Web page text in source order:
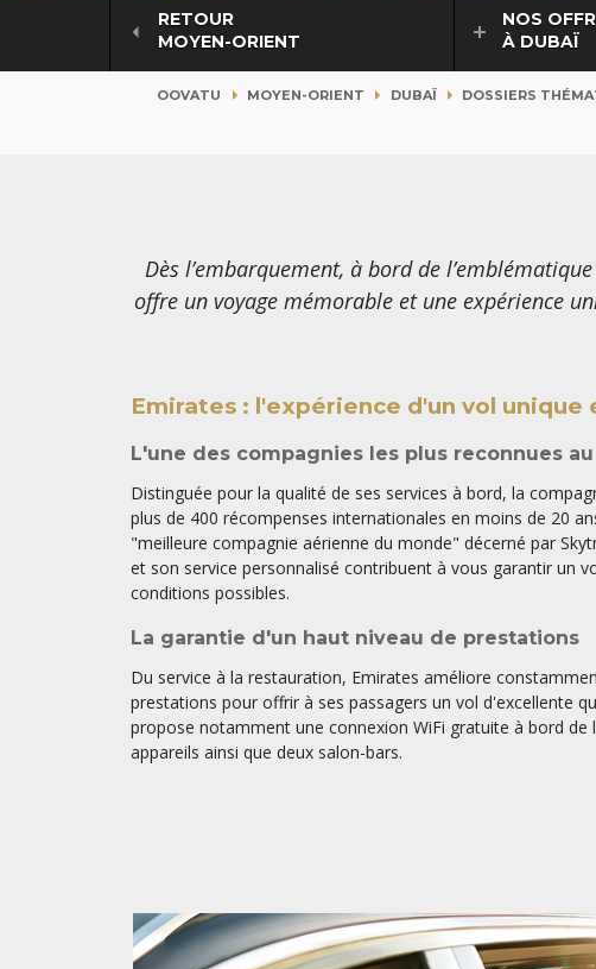
RETOUR
MOYEN-ORIENT
NOS
À DUBAÏ
OOVATU MOYEN-ORIENT DUBAÏ DOSSIERS
Dès l’embarquement, à bord de
offre un voyage mémorable et une expérience
Emirates : l'expérience d'un vol unique
L'une des compagnies les plus reconnues
Distinguée pour la qualité de ses services à bord, la
plus de 400 récompenses internationales en moins de 20
"meilleure compagnie aérienne du monde" décerné par
et son service personnalisé contribuent à vous garantir un
conditions possibles.
La garantie d'un haut niveau de prestations
Du service à la restauration, Emirates améliore
prestations pour offrir à ses passagers un vol d'excellente
propose notamment une connexion WiFi gratuite à bord de
appareils ainsi que deux salon-bars.